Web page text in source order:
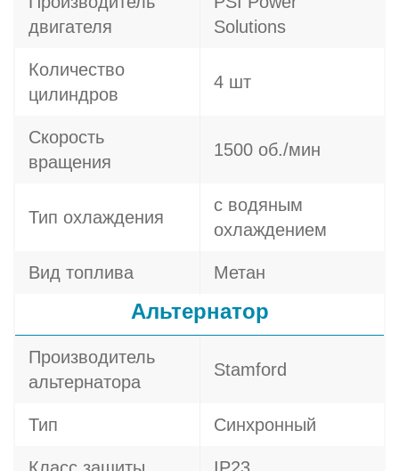
двигателя
Solutions
Количество
цилиндров
4 шт
Скорость
вращения
1500 об./мин
Тип охлаждения
с водяным
охлаждением
Вид топлива Метан
Альтернатор
Производитель
альтернатора
Stamford
Тип Синхронный